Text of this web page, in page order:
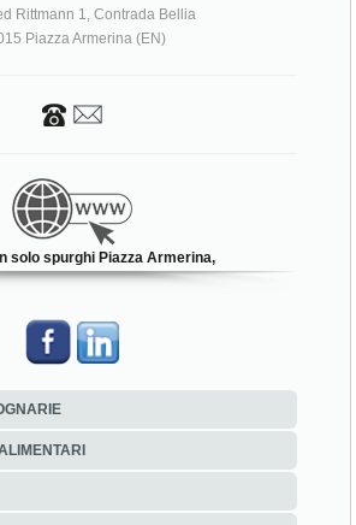
Rittmann 1, Contrada Bellia
Piazza Armerina (EN)
solo spurghi Piazza Armerina,